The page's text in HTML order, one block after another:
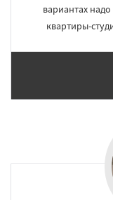
вариантах
квартиры-